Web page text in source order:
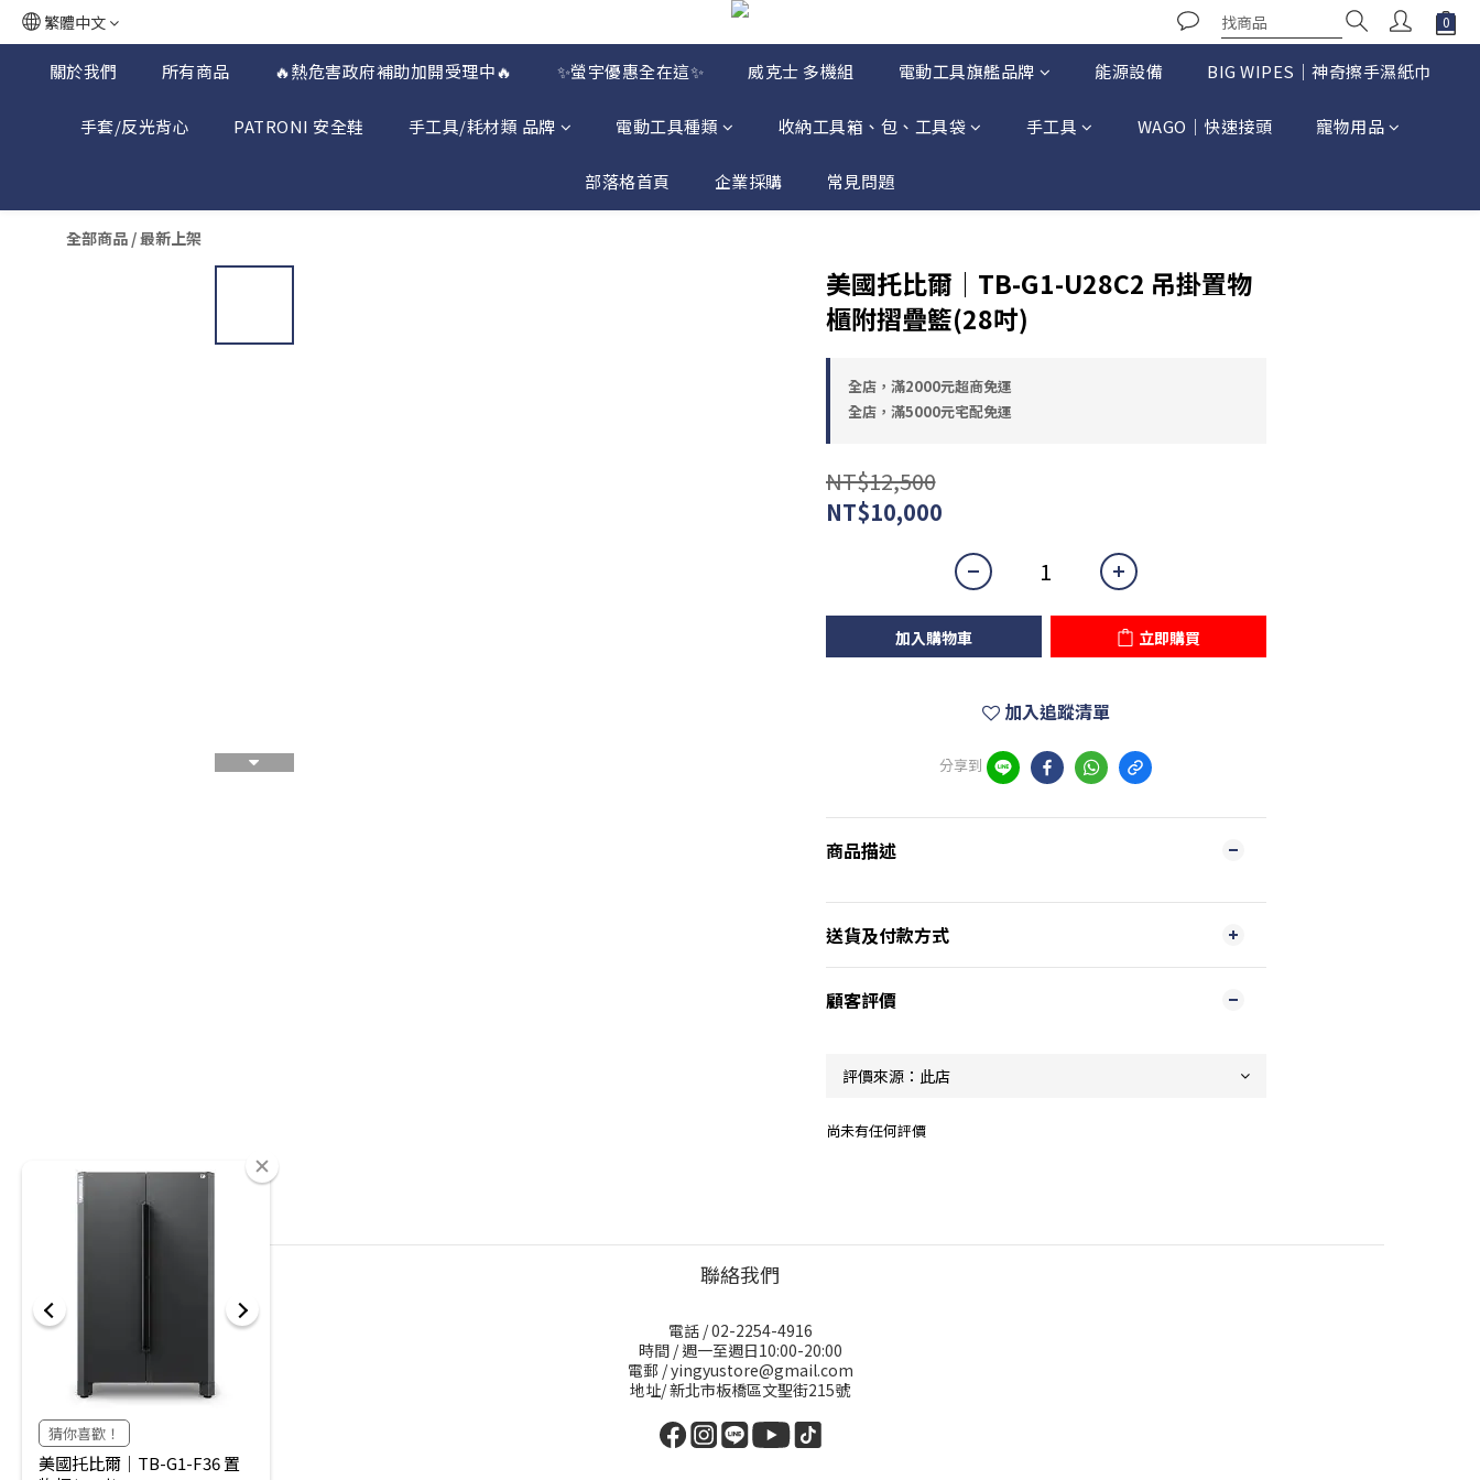
繁體中文
關於我們 所有商品 🔥熱危害政府補助加開受理中🔥 ✨螢宇優惠全在這✨ 威克士 多機組 電動工具旗艦品牌 能源設備 BIG WIPES｜神奇擦手濕紙巾
手套/反光背心 PATRONI 安全鞋 手工具/耗材類 品牌 電動工具種類 收納工具箱、包、工具袋 手工具 WAGO｜快速接頭 寵物用品
部落格首頁 企業採購 常見問題
全部商品 /最新上架
美國托比爾｜TB-G1-U28C2 吊掛置物
櫃附摺疊籃(28吋)
全店，滿2000元超商免運
全店，滿5000元宅配免運
NT$12,500
NT$10,000
加入購物車 立即購買
加入追蹤清單
分享到
商品描述
送貨及付款方式
顧客評價
尚未有任何評價
聯絡我們
電話 / 02-2254-4916
時間 / 週一至週日10:00-20:00
電郵 / yingyustore@gmail.com
地址/ 新北市板橋區文聖街215號